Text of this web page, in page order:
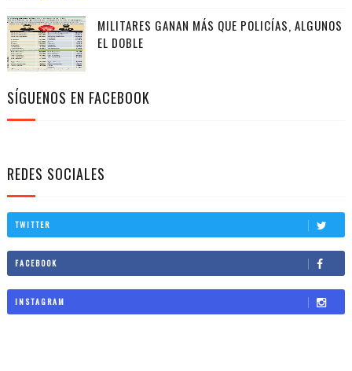
MILITARES GANAN MÁS QUE POLICÍAS, ALGUNOS
EL DOBLE
SÍGUENOS EN FACEBOOK
REDES SOCIALES
TWITTER
FACEBOOK
INSTAGRAM